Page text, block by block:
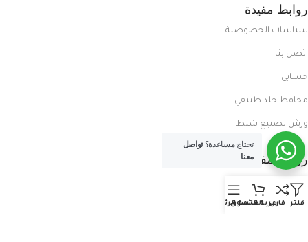
روابط مفيدة
سياسات الخصوصية
اتصل بنا
حسابي
محافظ جلد طبيعي
ورش تصنيع شنط
روابط مفيدة
معلومات عنا
فلتر قارنعربة التسوق
القائمة الرئيسية
تحتاج مساعدة؟تواصل
معنا